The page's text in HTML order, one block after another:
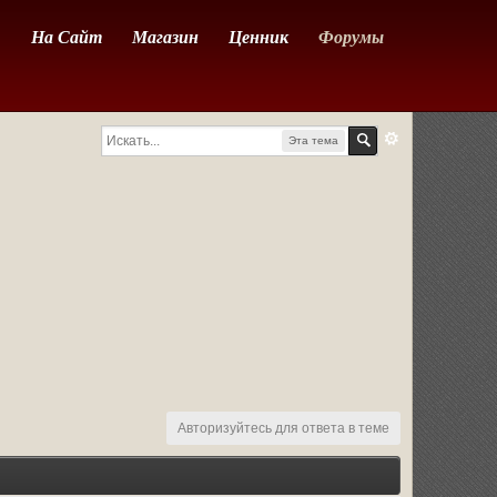
На Сайт Магазин Ценник Форумы
Эта тема
Авторизуйтесь для ответа в теме